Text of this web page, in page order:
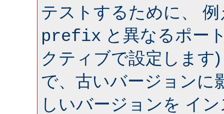
テストするために、
prefix と異なるポー
クティブで設定します
で、古いバージョンに
しいバージョンを イ